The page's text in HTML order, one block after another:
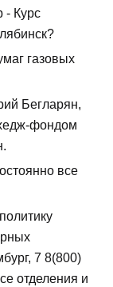
- Курс
газовых
Бегларян,
фондом
все
7 8(800)
отделения и